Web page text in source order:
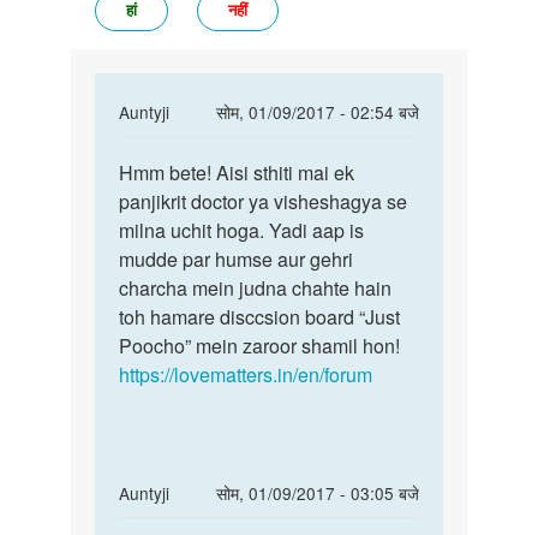
हां नहीं
Auntyji
सोम, 01/09/2017 - 02:54 बजे
In
to
Madam
by
Mahesh
Hmm
bete!
Aisi
sthiti
mai
ek
Hmm bete! Aisi sthiti mai ek
panjikrit doctor ya visheshagya se
milna uchit hoga. Yadi aap is
mudde par humse aur gehri
charcha mein judna chahte hain
toh hamare disccsion board “Just
Poocho” mein zaroor shamil hon!
https://lovematters.in/en/forum
Auntyji
सोम, 01/09/2017 - 03:05 बजे
In